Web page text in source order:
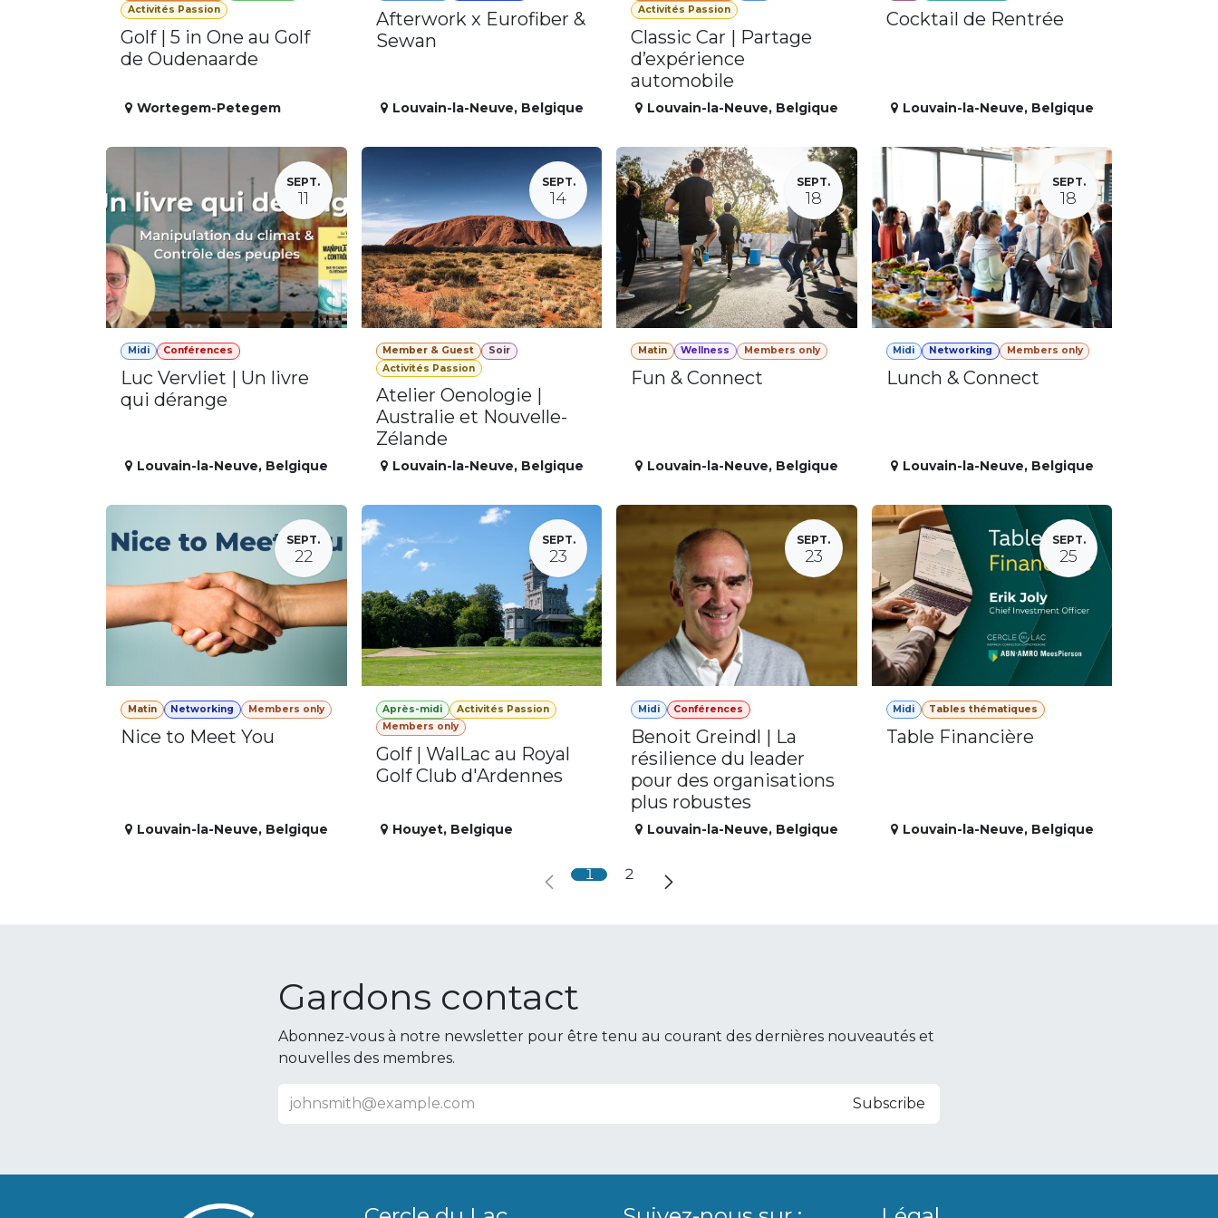
Activités Passion
Golf | 5 in One au Golf
de Oudenaarde
Wortegem-Petegem
Afterwork x Eurofiber &
Sewan
Louvain-la-Neuve, Belgique
Activités Passion
Classic Car | Partage
d’expérience
automobile
Louvain-la-Neuve, Belgique
Cocktail de Rentrée
Louvain-la-Neuve, Belgique
SEPT.
11
Midi Conférences
Luc Vervliet | Un livre
qui dérange
Louvain-la-Neuve, Belgique
SEPT.
14
Member & Guest
Soir
Activités Passion
Atelier Oenologie |
Australie et Nouvelle-
Zélande
Louvain-la-Neuve, Belgique
SEPT.
18
Matin Wellness Members only
Fun & Connect
Louvain-la-Neuve, Belgique
SEPT.
18
Midi Networking Members only
Lunch & Connect
Louvain-la-Neuve, Belgique
SEPT.
22
Matin Networking Members only
Nice to Meet You
Louvain-la-Neuve, Belgique
SEPT.
23
Après-midi
Activités Passion
Members only
Golf | WalLac au Royal
Golf Club d'Ardennes
Houyet, Belgique
SEPT.
23
Midi Conférences
Benoit Greindl | La
résilience du leader
pour des organisations
plus robustes
Louvain-la-Neuve, Belgique
SEPT.
25
Midi Tables thématiques
Table Financière
Louvain-la-Neuve, Belgique
1 2
Gardons contact
Abonnez-vous à notre newsletter pour être tenu au courant des dernières nouveautés et
nouvelles des membres.
Subscribe